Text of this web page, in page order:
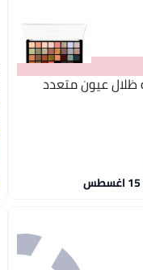
ظلال عيون متعدد